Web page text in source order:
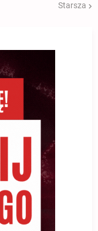
Starsza